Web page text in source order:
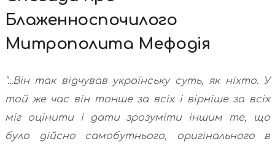
Блаженноспочилого
Митрополита Мефодія
"...Він так відчував українську суть, як ніхто. У
той же час він тонше за всіх і вірніше за всіх
міг оцінити і дати зрозуміти іншим те, що
було дійсно самобутнього, оригінального в